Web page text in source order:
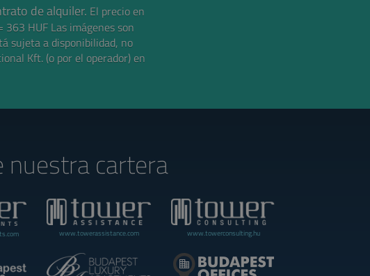
de alquiler. El precio en
363 HUF Las imágenes son
sujeta a disponibilidad, no
Kft. (o por el operador) en
nuestra cartera
www.towerassistance.com www.towerconsulting.hu